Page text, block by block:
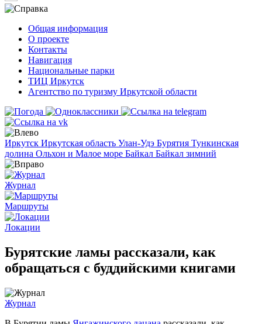
Общая информация
О проекте
Контакты
Навигация
Национальные парки
ТИЦ Иркутск
Агентство по туризму Иркутской области
Иркутск Иркутская область Улан-Удэ Бурятия Тункинская
долина Ольхон и Малое море Байкал Байкал зимний
Журнал
Маршруты
Локации
Бурятские ламы рассказали, как
обращаться с буддийскими книгами
Журнал